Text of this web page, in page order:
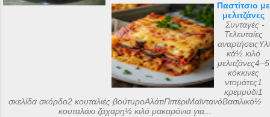
Παστίτσιο με
μελιτζάνες
Συνταγές -
Τελευταίες
αναρτήσειςΥλι
κά½ κιλό
μελιτζάνες4–5
κόκκινες
ντομάτες1
κρεμμύδι1
σκελίδα σκόρδο2 κουταλιές βούτυροΑλάτιΠιπέριΜαϊντανόΒασιλικό½
κουταλάκι ζάχαρη½ κιλό μακαρόνια για...